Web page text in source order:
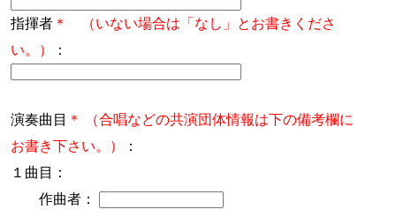
指揮者 ＊ （いない場合は「なし」とお書きくださ
い。）
：
演奏曲目 ＊
（合唱などの共演団体情報は下の備考欄に
お書き下さい。）
：
１曲目：
作曲者：